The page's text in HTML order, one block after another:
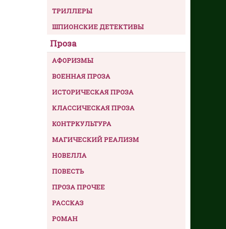
ТРИЛЛЕРЫ
ШПИОНСКИЕ ДЕТЕКТИВЫ
Проза
АФОРИЗМЫ
ВОЕННАЯ ПРОЗА
ИСТОРИЧЕСКАЯ ПРОЗА
КЛАССИЧЕСКАЯ ПРОЗА
КОНТРКУЛЬТУРА
МАГИЧЕСКИЙ РЕАЛИЗМ
НОВЕЛЛА
ПОВЕСТЬ
ПРОЗА ПРОЧЕЕ
РАССКАЗ
РОМАН